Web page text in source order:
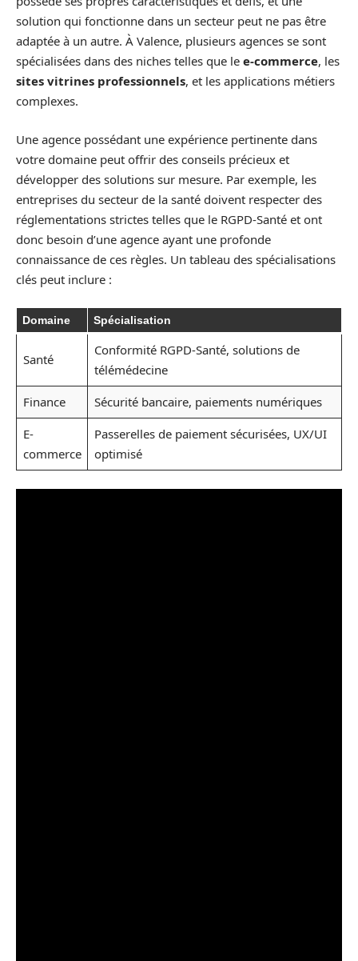
solution qui fonctionne dans un secteur peut ne pas être
adaptée à un autre. À Valence, plusieurs agences se sont
spécialisées dans des niches telles que le e-commerce, les
sites vitrines professionnels, et les applications métiers
complexes.
Une agence possédant une expérience pertinente dans
votre domaine peut offrir des conseils précieux et
développer des solutions sur mesure. Par exemple, les
entreprises du secteur de la santé doivent respecter des
réglementations strictes telles que le RGPD-Santé et ont
donc besoin d’une agence ayant une profonde
connaissance de ces règles. Un tableau des spécialisations
clés peut inclure :
Domaine Spécialisation
Santé
Conformité RGPD-Santé, solutions de
télémédecine
Finance
Sécurité bancaire, paiements numériques
E-
commerce
Passerelles de paiement sécurisées, UX/UI
optimisé